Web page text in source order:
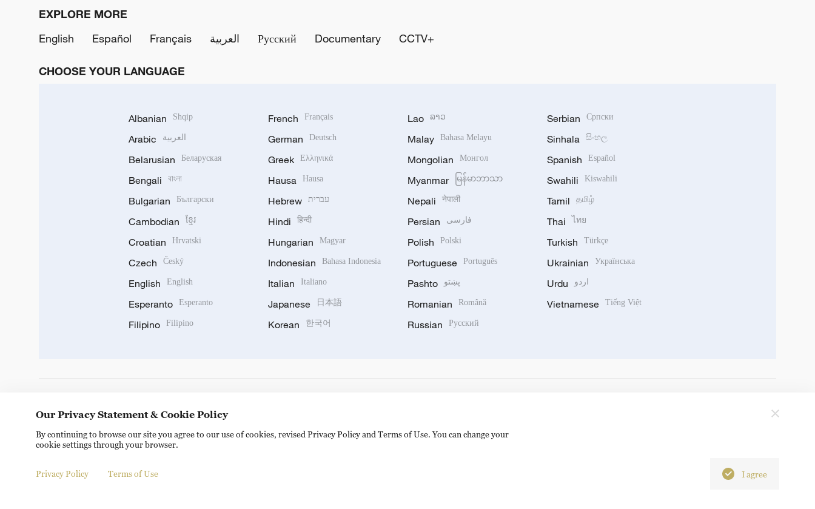
EXPLORE MORE
English
Español Français العربية Русский Documentary CCTV+
CHOOSE YOUR LANGUAGE
Albanian Shqip
Arabic العربية
Belarusian Беларуская
Bengali বাংলা
Bulgarian Български
Cambodian ខ្មែរ
Croatian Hrvatski
Czech Český
English English
Esperanto Esperanto
Filipino Filipino
French Français
German Deutsch
Greek Ελληνικά
Hausa Hausa
Hebrew עברית
Hindi हिन्दी
Hungarian Magyar
Indonesian Bahasa Indonesia
Italian Italiano
Japanese 日本語
Korean 한국어
Lao ລາວ
Malay Bahasa Melayu
Mongolian Монгол
Myanmar မြန်မာဘာသာ
Nepali नेपाली
Persian فارسی
Polish Polski
Portuguese Português
Pashto پښتو
Romanian Română
Russian Русский
Serbian Српски
Sinhala සිංහල
Spanish Español
Swahili Kiswahili
Tamil தமிழ்
Thai ไทย
Turkish Türkçe
Ukrainian Українська
Urdu اردو
Vietnamese Tiếng Việt
© China Radio International.CRI. All Rights Reserved. 16A Shijingshan Road, Beijing, China. 100040
Our Privacy Statement & Cookie Policy
By continuing to browse our site you agree to our use of cookies, revised Privacy Policy and Terms of Use. You can change your
cookie settings through your browser.
Privacy Policy Terms of Use I agree